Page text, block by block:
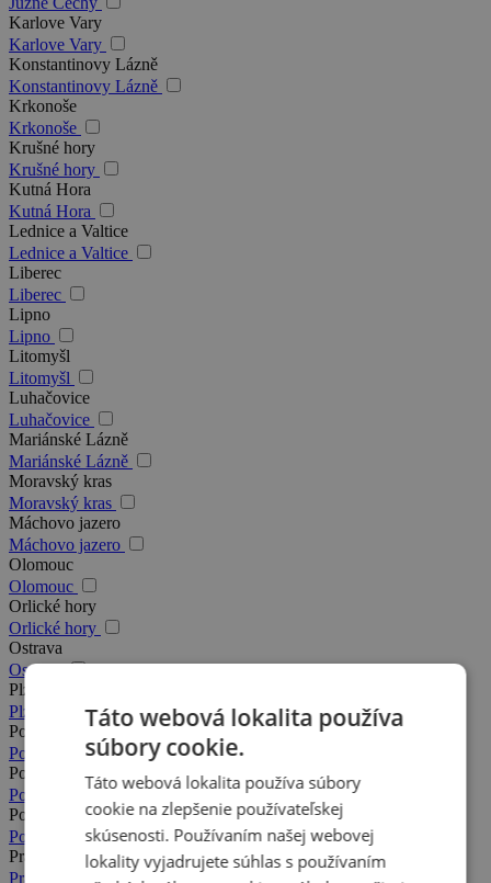
Karlove Vary
Karlove Vary
Konstantinovy Lázně
Konstantinovy Lázně
Krkonoše
Krkonoše
Krušné hory
Krušné hory
Kutná Hora
Kutná Hora
Lednice a Valtice
Lednice a Valtice
Liberec
Liberec
Lipno
Lipno
Litomyšl
Litomyšl
Luhačovice
Luhačovice
Mariánské Lázně
Mariánské Lázně
Moravský kras
Moravský kras
Máchovo jazero
Máchovo jazero
Olomouc
Olomouc
Orlické hory
Orlické hory
Ostrava
Ostrava
Plzeň
Plzeň
Podkrkonošie
Podkrkonošie
Poděbrady
Poděbrady
Posázavie
Posázavie
Praha
Praha
Táto webová lokalita používa
súbory cookie.
Táto webová lokalita používa súbory
cookie na zlepšenie používateľskej
skúsenosti. Používaním našej webovej
lokality vyjadrujete súhlas s používaním